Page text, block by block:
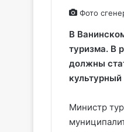
Фото
В
туризма. В
должны
культурный
Министр